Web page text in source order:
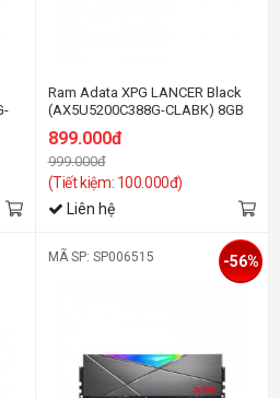
Ram Adata XPG LANCER Black
(AX5U5200C388G-CLABK) 8GB
(1x 8GB) DDR5 5200Mhz
899.000đ
999.000đ
(Tiết kiệm: 100.000đ)
Liên hệ
MÃ SP: SP006515 -56%